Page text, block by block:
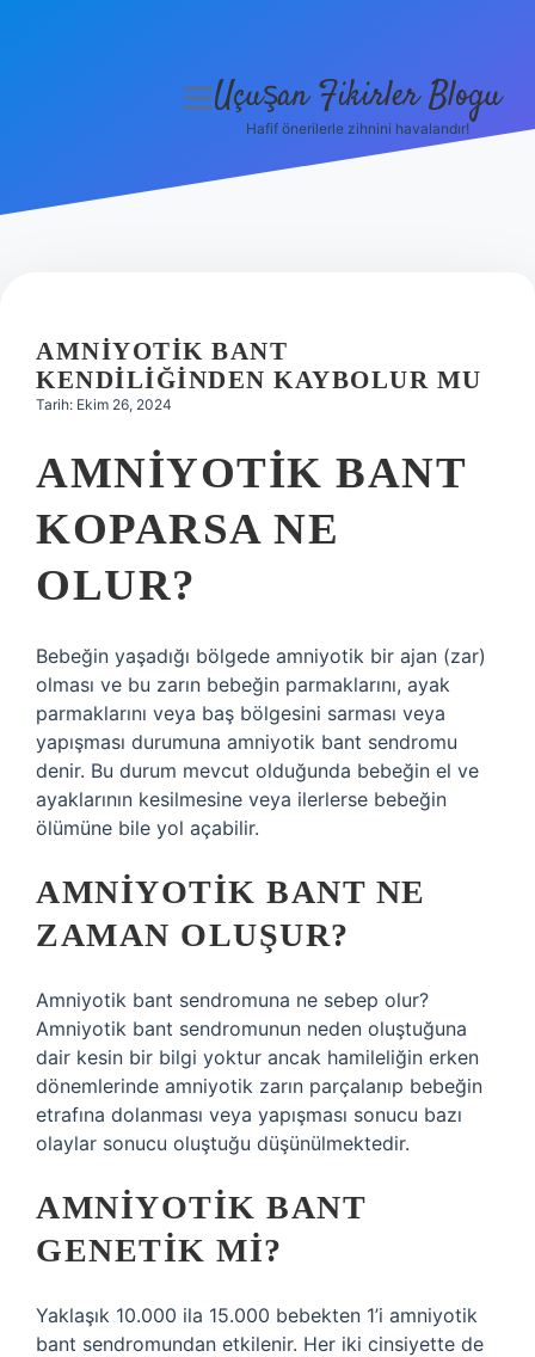
Hakkımızda
menüyü
Uçuşan Fikirler Blogu
Hafif önerilerle zihnini havalandır!
AMNIYOTIK BANT
KENDILIĞINDEN KAYBOLUR MU
Tarih: Ekim 26, 2024
AMNIYOTIK BANT
KOPARSA NE
OLUR?
Bebeğin yaşadığı bölgede amniyotik bir ajan (zar)
olması ve bu zarın bebeğin parmaklarını, ayak
parmaklarını veya baş bölgesini sarması veya
yapışması durumuna amniyotik bant sendromu
denir. Bu durum mevcut olduğunda bebeğin el ve
ayaklarının kesilmesine veya ilerlerse bebeğin
ölümüne bile yol açabilir.
AMNIYOTIK BANT NE
ZAMAN OLUŞUR?
Amniyotik bant sendromuna ne sebep olur?
Amniyotik bant sendromunun neden oluştuğuna
dair kesin bir bilgi yoktur ancak hamileliğin erken
dönemlerinde amniyotik zarın parçalanıp bebeğin
etrafına dolanması veya yapışması sonucu bazı
olaylar sonucu oluştuğu düşünülmektedir.
AMNIYOTIK BANT
GENETIK MI?
Yaklaşık 10.000 ila 15.000 bebekten 1’i amniyotik
bant sendromundan etkilenir. Her iki cinsiyette de